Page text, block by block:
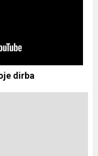
dirba